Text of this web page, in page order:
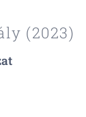
(2023)